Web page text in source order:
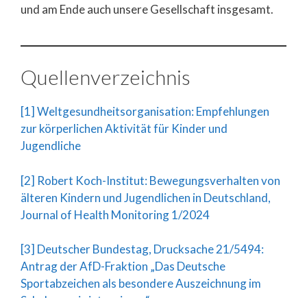
und am Ende auch unsere Gesellschaft insgesamt.
Quellenverzeichnis
[1] Weltgesundheitsorganisation: Empfehlungen
zur körperlichen Aktivität für Kinder und
Jugendliche
[2] Robert Koch-Institut: Bewegungsverhalten von
älteren Kindern und Jugendlichen in Deutschland,
Journal of Health Monitoring 1/2024
[3] Deutscher Bundestag, Drucksache 21/5494:
Antrag der AfD-Fraktion „Das Deutsche
Sportabzeichen als besondere Auszeichnung im